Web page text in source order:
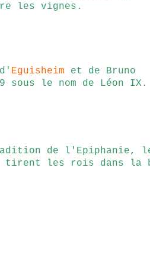
les vignes.
Eguisheim et de Bruno
sous le nom de Léon IX.
de l'Epiphanie,
tirent les rois dans la